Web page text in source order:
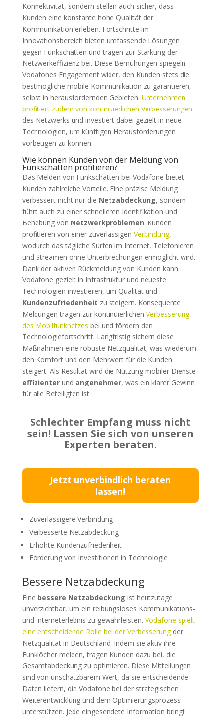
Konnektivität, sondern stellen auch sicher, dass
Kunden eine konstante hohe Qualität der
Kommunikation erleben. Fortschritte im
Innovationsbereich bieten umfassende Lösungen
gegen Funkschatten und tragen zur Stärkung der
Netzwerkeffizienz bei. Diese Bemühungen spiegeln
Vodafones Engagement wider, den Kunden stets die
bestmögliche mobile Kommunikation zu garantieren,
selbst in herausfordernden Gebieten. Unternehmen
profitiert zudem von kontinuierlichen Verbesserungen
des Netzwerks und investiert dabei gezielt in neue
Technologien, um künftigen Herausforderungen
vorbeugen zu können.
Wie können Kunden von der Meldung von
Funkschatten profitieren?
Das Melden von Funkschatten bei Vodafone bietet
Kunden zahlreiche Vorteile. Eine präzise Meldung
verbessert nicht nur die Netzabdeckung, sondern
führt auch zu einer schnelleren Identifikation und
Behebung von Netzwerkproblemen. Kunden
profitieren von einer zuverlässigen Verbindung,
wodurch das tägliche Surfen im Internet, Telefonieren
und Streamen ohne Unterbrechungen ermöglicht wird.
Dank der aktiven Rückmeldung von Kunden kann
Vodafone gezielt in Infrastruktur und neueste
Technologien investieren, um Qualität und
Kundenzufriedenheit zu steigern. Konsequente
Meldungen tragen zur kontinuierlichen Verbesserung
des Mobilfunknetzes bei und fördern den
Technologiefortschritt. Langfristig sichern diese
Maßnahmen eine robuste Netzqualität, was wiederum
den Komfort und den Mehrwert für die Kunden
steigert. Als Resultat wird die Nutzung mobiler Dienste
effizienterund angenehmer, was ein klarer Gewinn
für alle Beteiligten ist.
Schlechter Empfang muss nicht
sein! Lassen Sie sich von unseren
Experten beraten.
Jetzt unverbindlich beraten
lassen!
Zuverlässigere Verbindung
Verbesserte Netzabdeckung
Erhöhte Kundenzufriedenheit
Förderung von Investitionen in Technologie
Bessere Netzabdeckung
Eine bessere Netzabdeckung ist heutzutage
unverzichtbar, um ein reibungsloses Kommunikations-
und Interneterlebnis zu gewährleisten. Vodafone spielt
eine entscheidende Rolle bei der Verbesserungder
Netzqualität in Deutschland. Indem sie aktiv ihre
Funklöcher melden, tragen Kunden dazu bei, die
Gesamtabdeckung zu optimieren. Diese Mitteilungen
sind von unschätzbarem Wert, da sie entscheidende
Daten liefern, die Vodafone bei der strategischen
Weiterentwicklung und dem Optimierungsprozess
unterstützen. Jede eingesendete Information bringt